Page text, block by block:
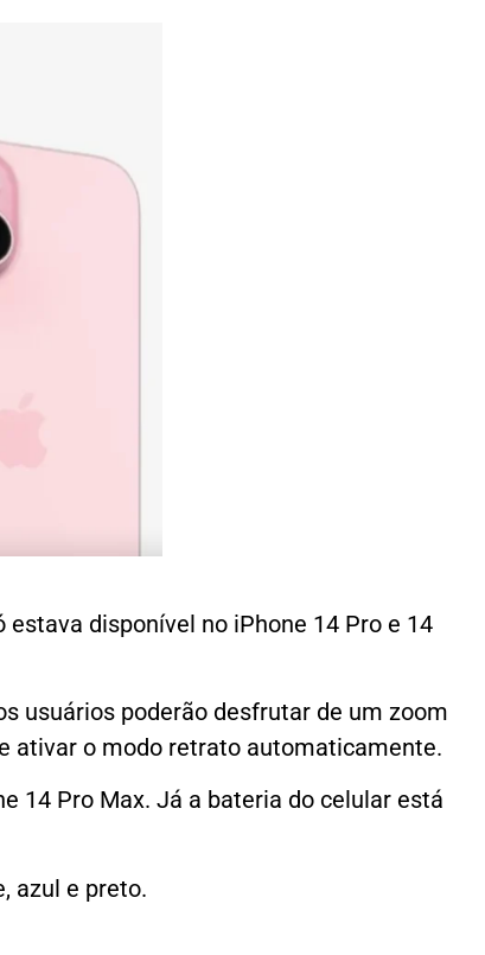
disponível no iPhone 14 Pro e 14
usuários poderão desfrutar de um zoom
ativar o modo retrato automaticamente.
14 Pro Max. Já a bateria do celular está
azul e preto.